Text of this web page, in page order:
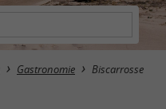
Gastronomie Biscarrosse